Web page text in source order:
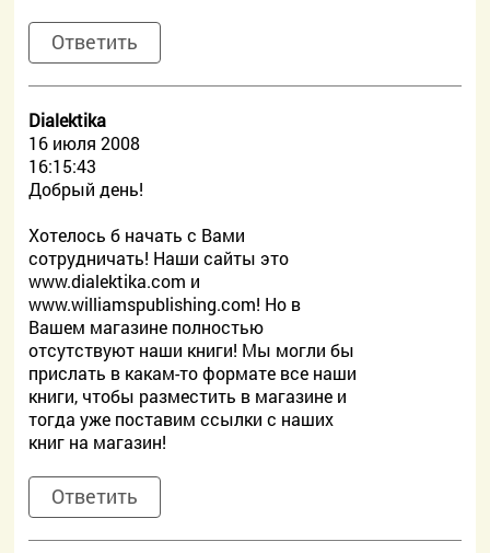
Ответить
Dialektika
16 июля 2008
16:15:43
Добрый день!
Хотелось б начать с Вами
сотрудничать! Наши сайты это
www.dialektika.com и
www.williamspublishing.com! Но в
Вашем магазине полностью
отсутствуют наши книги! Мы могли бы
прислать в какам-то формате все наши
книги, чтобы разместить в магазине и
тогда уже поставим ссылки с наших
книг на магазин!
Ответить